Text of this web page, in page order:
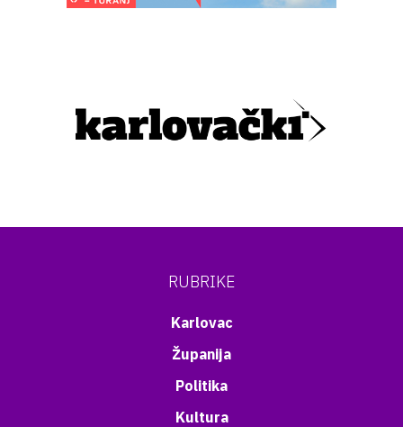
RUBRIKE
Karlovac
Županija
Politika
Kultura